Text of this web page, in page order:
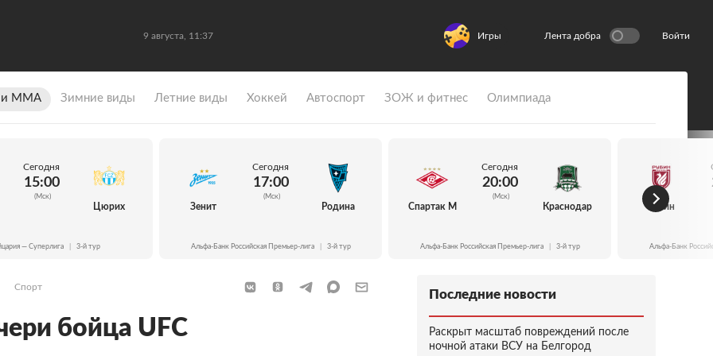
9 августа, 11:37 Игры Лента добра Войти
и ММА Зимние виды Летние виды Хоккей Автоспорт ЗОЖ и фитнес Олимпиада
Сегодня
15:00
(Мск)
Цюрих
— Суперлига 3-й тур
Зенит
Сегодня
17:00
(Мск)
Родина
Альфа-Банк Российская Премьер-лига 3-й тур
Спартак М
Сегодня
20:00
(Мск)
Краснодар
Альфа-Банк Российская Премьер-лига 3-й тур
Рубин
Альфа-Банк
Спорт
бойца UFC
Последние новости
Раскрыт масштаб повреждений после
ночной атаки ВСУ на Белгород